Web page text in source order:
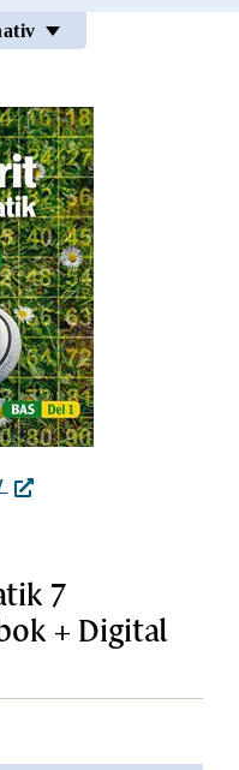
BAS FAVORIT MATEMATIK 7
7
+ Digital